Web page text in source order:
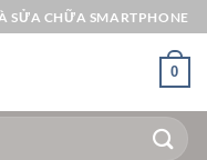
SỬA CHỮA SMARTPHONE
0